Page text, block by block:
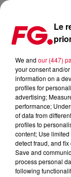
THE LAST
Publié : 12
Le
We and our (447)
your consent and/
information on a
profiles for
advertising;
performance;
of data from
profiles to
content; Use
detect fraud, and
Save and
process personal
following